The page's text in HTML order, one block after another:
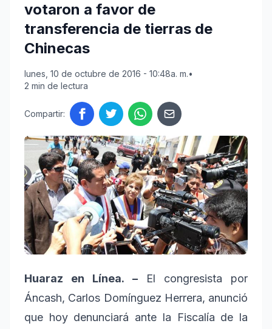
votaron a favor de
transferencia de tierras de
Chinecas
lunes, 10 de octubre de 2016 - 10:48a. m.•
2 min de lectura
Compartir:
Huaraz en Línea. –El congresista por
Áncash, Carlos Domínguez Herrera, anunció
que hoy denunciará ante la Fiscalía de la